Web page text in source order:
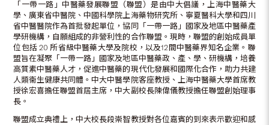
「一帶一路」中醫藥發展聯盟（聯盟）是由中大倡議，上海中醫藥大
學、廣東省中醫院、中國科學院上海藥物研究所、寧夏醫科大學和四川
省中醫醫院作為首批發起單位，協同「一帶一路」國家及地區中醫藥產
學研機構，自願組成的非營利性的合作聯盟。現時，聯盟的創始成員單
位包括 20 所省級中醫藥大學及院校，以及12間中醫藥界知名企業。聯
盟旨在凝聚「一帶一路」國家及地區中醫藥政、產、學、研機構，培養
高質素中醫藥人才，促進中醫藥的現代化發展和國際化合作，助力共建
人類衞生健康共同體。中大中醫學院客座教授、上海中醫藥大學首席教
授徐宏喜擔任聯盟首屆主席，中大副校長陳偉儀教授擔任聯盟創始理事
長。
聯盟成立典禮上，中大校長段崇智教授對各位嘉賓的到來表示歡迎和感